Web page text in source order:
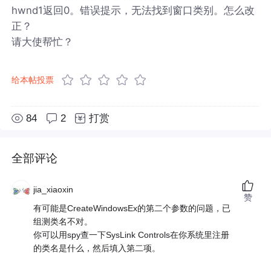
hwnd1返回0。错误提示，无法找到窗口类别。怎么改
正？
请大使帮忙？
给本帖投票
84 2 打赏
全部评论
jia_xiaoxin
有可能是CreateWindowsEx的第二个参数的问题，已
组测类名不对。
你可以用spy查一下SysLink Controls在你系统里注册
的类名是什么，然后填入第二项。
赞